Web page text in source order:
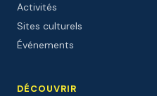
Activités
Sites culturels
Événements
DÉCOUVRIR